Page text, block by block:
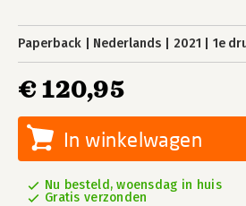
Paperback Nederlands 2021 1e
€ 120,95
In winkelwagen
Nu besteld, woensdag in huis
Gratis verzonden